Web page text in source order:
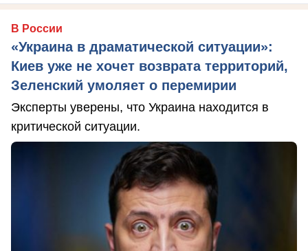
В России
«Украина в драматической ситуации»:
Киев уже не хочет возврата территорий,
Зеленский умоляет о перемирии
Эксперты уверены, что Украина находится в
критической ситуации.